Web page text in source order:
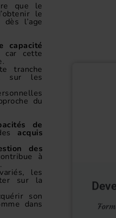
que le
le
l’age
capacité
car cette
tranche
sur les
du
de
acquis
des
à
.
les
sur la
son
dans